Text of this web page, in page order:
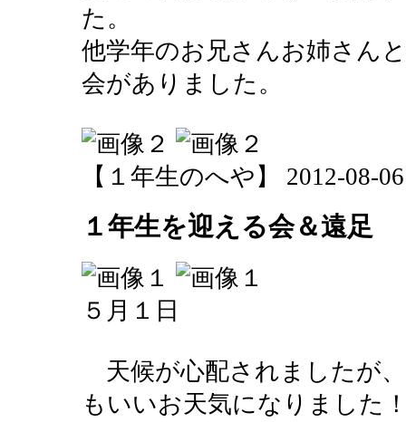
た。
他学年のお兄さんお姉さん
会がありました。
【１年生のへや】 2012-08-
１年生を迎える会＆遠足
５月１日
天候が心配されましたが
もいいお天気になりました